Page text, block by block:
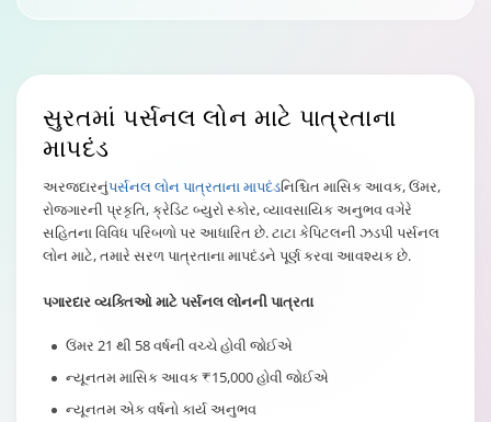
સુરતમાં પર્સનલ લોન માટે પાત્રતાના
માપદંડ
અરજદારનુંપર્સનલ લોન પાત્રતાના માપદંડનિશ્ચિત માસિક આવક, ઉંમર,
રોજગારની પ્રકૃતિ, ક્રેડિટ બ્યુરો સ્કોર, વ્યાવસાયિક અનુભવ વગેરે
સહિતના વિવિધ પરિબળો પર આધારિત છે. ટાટા કેપિટલની ઝડપી પર્સનલ
લોન માટે, તમારે સરળ પાત્રતાના માપદંડને પૂર્ણ કરવા આવશ્યક છે.
પગારદાર વ્યક્તિઓ માટે પર્સનલ લોનની પાત્રતા
ઉંમર 21 થી 58 વર્ષની વચ્ચે હોવી જોઈએ
ન્યૂનતમ માસિક આવક ₹15,000 હોવી જોઈએ
ન્યૂનતમ એક વર્ષનો કાર્ય અનુભવ